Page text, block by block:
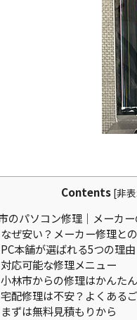
Contents [非
のパソコン修理｜メーカ
なぜ安い？メーカー修理と
本舗が選ばれる5つの理由
対応可能な修理メニュー
林市からの修理はかんた
宅配修理は不安？よくある
ずは無料見積もりから